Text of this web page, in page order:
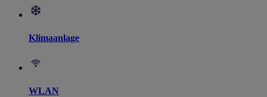
Klimaanlage
WLAN